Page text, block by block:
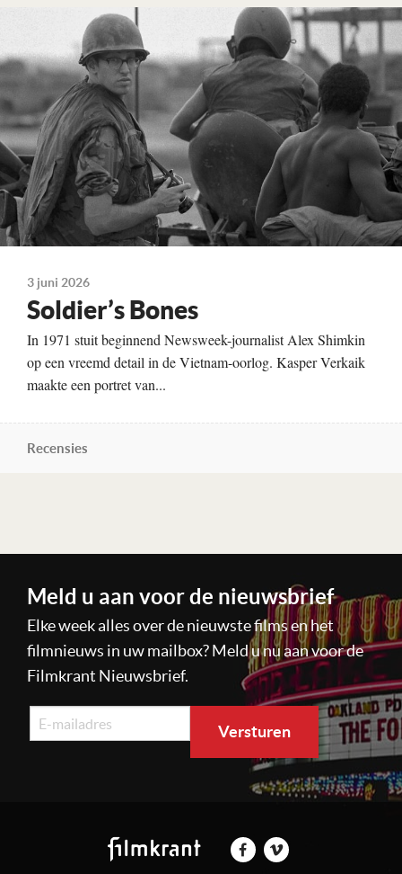
Vietnam, Verenigde Staten, 2026
3 juni 2026
Soldier’s Bones
In 1971 stuit beginnend Newsweek-journalist Alex Shimkin
op een vreemd detail in de Vietnam-oorlog. Kasper Verkaik
maakte een portret van...
Recensies
Meld u aan voor de nieuwsbrief
Elke week alles over de nieuwste films en het
filmnieuws in uw mailbox? Meld u nu aan voor de
Filmkrant Nieuwsbrief.